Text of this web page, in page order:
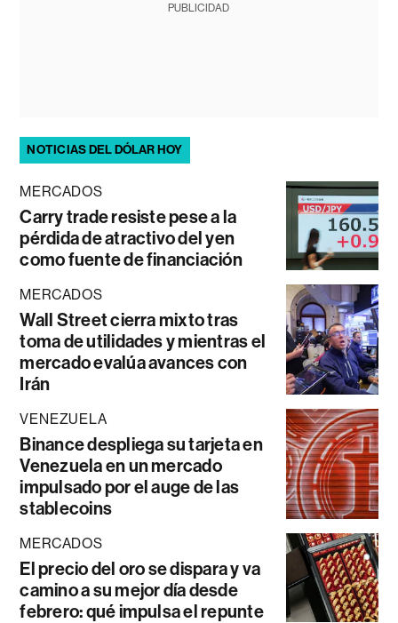
PUBLICIDAD
NOTICIAS DEL DÓLAR HOY
MERCADOS
Carry trade resiste pese a la
pérdida de atractivo del yen
como fuente de financiación
MERCADOS
Wall Street cierra mixto tras
toma de utilidades y mientras el
mercado evalúa avances con
Irán
VENEZUELA
Binance despliega su tarjeta en
Venezuela en un mercado
impulsado por el auge de las
stablecoins
MERCADOS
El precio del oro se dispara y va
camino a su mejor día desde
febrero: qué impulsa el repunte